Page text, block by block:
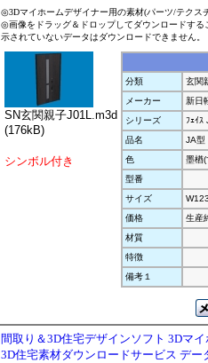
◎3Dマイホームデザイナー用の素材(パーツ/テクス
◎画像をドラッグ＆ドロップしてダウンロードす
示されていないデータはダウンロードできません。
SN玄関親子J01L.m3d
(176kB)
シンボル付き
分類
玄関
メーカー
新日
シリーズ
ﾌｪｲｽ
品名
JA型
色
墨楢(
型番
サイズ
価格
生産
材質
特徴
備考１
間取り＆3D住宅デザインソフト 3Dマ
3D住宅素材ダウンロードサービス デー